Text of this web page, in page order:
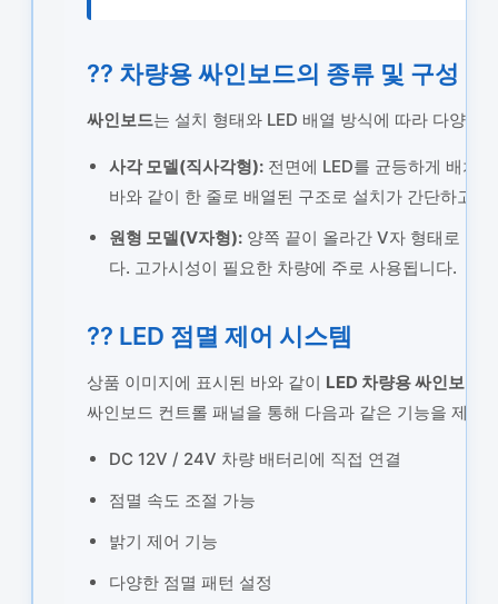
?? 차량용 싸인보드의 종류 및 구성
싸인보드는 설치 형태와 LED 배열 방식에 따라 다양한
사각 모델(직사각형):전면에 LED를 균등하게 배치
바와 같이 한 줄로 배열된 구조로 설치가 간단하고
원형 모델(V자형):양쪽 끝이 올라간 V자 형태로
다. 고가시성이 필요한 차량에 주로 사용됩니다.
?? LED 점멸 제어 시스템
상품 이미지에 표시된 바와 같이 LED 차량용 싸인보드
싸인보드 컨트롤 패널을 통해 다음과 같은 기능을 제어
DC 12V / 24V 차량 배터리에 직접 연결
점멸 속도 조절 가능
밝기 제어 기능
다양한 점멸 패턴 설정